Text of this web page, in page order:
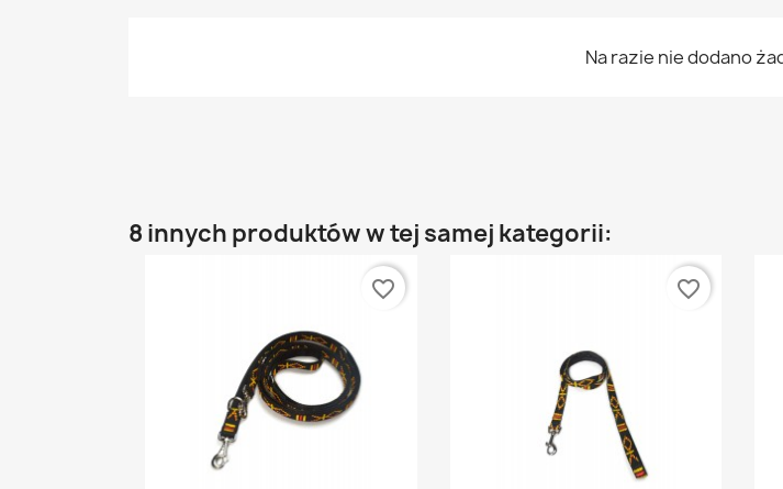
Na razie nie dodano
8 innych produktów w tej samej kategorii:
favorite_border favorite_border